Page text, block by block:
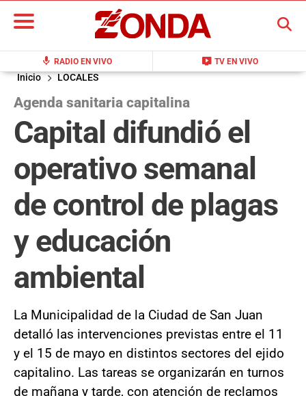
mic RADIO EN VIVO live_tv TV EN VIVO
BUSCAR
Inicio LOCALES
Agenda sanitaria capitalina
Capital difundió el
operativo semanal
de control de plagas
y educación
ambiental
La Municipalidad de la Ciudad de San Juan
detalló las intervenciones previstas entre el 11
y el 15 de mayo en distintos sectores del ejido
capitalino. Las tareas se organizarán en turnos
de mañana y tarde, con atención de reclamos